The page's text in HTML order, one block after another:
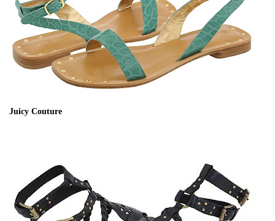
Juicy Couture